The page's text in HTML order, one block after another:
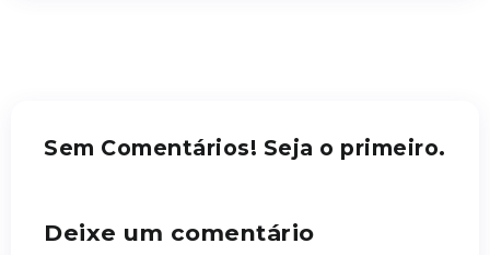
Sem Comentários! Seja o primeiro.
Deixe um comentário